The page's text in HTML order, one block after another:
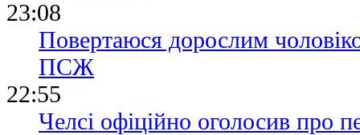
23:08
Повертаюся дорослим
ПСЖ
22:55
Челсі офіційно оголосив про